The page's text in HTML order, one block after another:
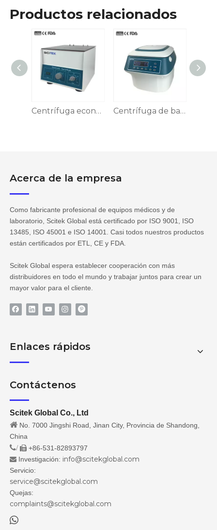
Productos relacionados
Centrífuga económica de baja velocidad CFG-4SE Centrífuga de baja velocidad asequible CFG-4CEI
Acerca de la empresa
Como fabricante profesional de equipos médicos y de
laboratorio, Scitek Global está certificado por ISO 9001, ISO
13485, ISO 45001 e ISO 14001. Casi todos nuestros productos
están certificados por ETL, CE y FDA.
Scitek Global espera establecer cooperación con más
distribuidores en todo el mundo y trabajar juntos para crear un
mayor valor para el cliente.
Enlaces rápidos
Contáctenos
Scitek Global Co., Ltd
 No. 7000 Jingshi Road, Jinan City, Provincia de Shandong,
China
/  +86-531-82893797
 Investigación: info@scitekglobal.com
Servicio:
service@scitekglobal.com
Quejas:
complaints@scitekglobal.com
